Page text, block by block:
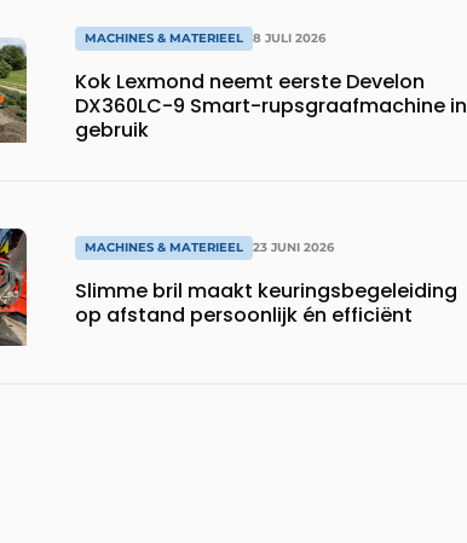
MACHINES & MATERIEEL 8 JULI 2026
Kok Lexmond neemt eerste Develon
DX360LC-9 Smart-rupsgraafmachine in
gebruik
MACHINES & MATERIEEL 23 JUNI 2026
Slimme bril maakt keuringsbegeleiding
op afstand persoonlijk én efficiënt